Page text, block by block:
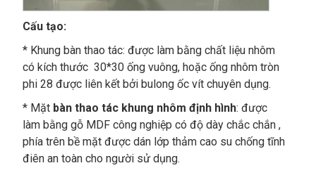
Cấu tạo:
* Khung bàn thao tác: được làm bằng chất liệu nhôm
có kích thước 30*30 ống vuông, hoặc ống nhôm tròn
phi 28 được liên kết bởi bulong ốc vít chuyên dụng.
* Mặt bàn thao tác khung nhôm định hình: được
làm bằng gỗ MDF công nghiệp có độ dày chắc chắn ,
phía trên bề mặt được dán lớp thảm cao su chống tĩnh
điên an toàn cho người sử dụng.